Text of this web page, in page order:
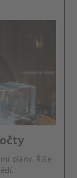
plány. Říše